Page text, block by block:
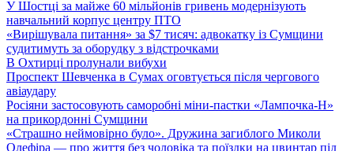
У Шостці за майже 60 мільйонів гривень модернізують
навчальний корпус центру ПТО
«Вирішувала питання» за $7 тисяч: адвокатку із Сумщини
судитимуть за оборудку з відстрочками
В Охтирці пролунали вибухи
Проспект Шевченка в Сумах оговтується після чергового
авіаудару
Росіяни застосовують саморобні міни-пастки «Лампочка-Н»
на прикордонні Сумщини
«Страшно неймовірно було». Дружина загиблого Миколи
Олефіра — про життя без чоловіка та поїздки на цвинтар під